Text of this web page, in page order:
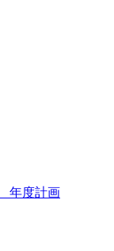
年度計画